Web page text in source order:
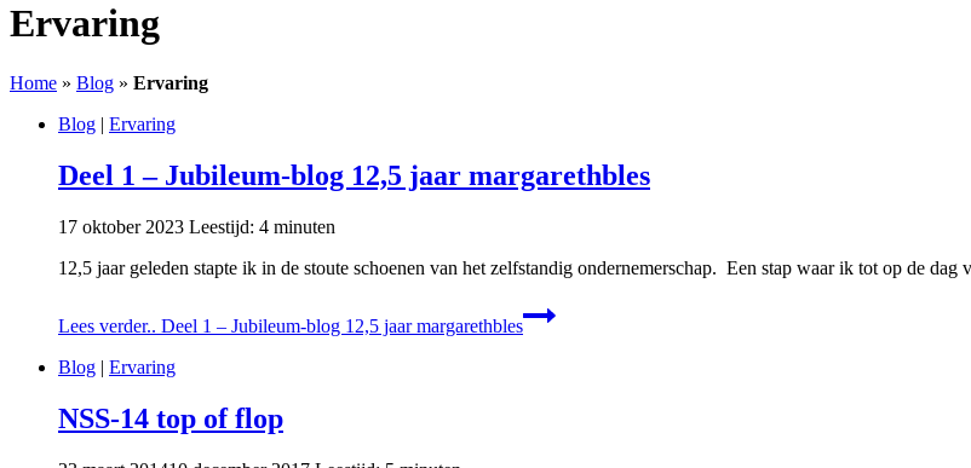
Ervaring
Home » Blog » Ervaring
Blog | Ervaring
Deel 1 – Jubileum-blog 12,5 jaar margarethbles
17 oktober 2023 Leestijd: 4 minuten
12,5 jaar geleden stapte ik in de stoute schoenen van het zelfstandig ondernemerschap. Een stap waar ik tot op de
Lees verder.. Deel 1 – Jubileum-blog 12,5 jaar margarethbles
Blog | Ervaring
NSS-14 top of flop